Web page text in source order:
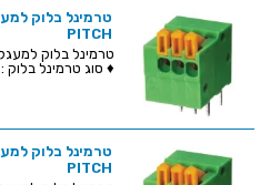
PITCH
♦ סוג טרמינל בלוק : RIGHT ANGLE SCREWLESS ...
PITCH